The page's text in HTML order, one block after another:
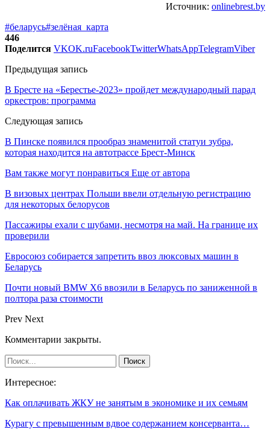
Источник: onlinebrest.by
#беларусь#зелёная_карта
446
Поделится VKOK.ruFacebookTwitterWhatsAppTelegramViber
Предыдущая запись
В Бресте на «Берестье-2023» пройдет международный парад
оркестров: программа
Следующая запись
В Пинске появился прообраз знаменитой статуи зубра,
которая находится на автотрассе Брест-Минск
Вам также могут понравиться Еще от автора
В визовых центрах Польши ввели отдельную регистрацию
для некоторых белорусов
Пассажиры ехали с шубами, несмотря на май. На границе их
проверили
Евросоюз собирается запретить ввоз люксовых машин в
Беларусь
Почти новый BMW X6 ввозили в Беларусь по заниженной в
полтора раза стоимости
Prev Next
Комментарии закрыты.
Интересное:
Как оплачивать ЖКУ не занятым в экономике и их семьям
Курагу с превышенным вдвое содержанием консерванта…